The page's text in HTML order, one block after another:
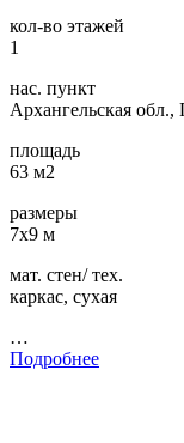
кол-во этажей
1
нас. пункт
Архангельская
площадь
63 м2
размеры
7х9 м
мат. стен/ тех.
каркас, сухая
…
Подробнее